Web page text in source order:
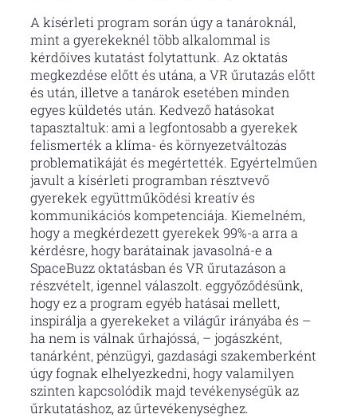
A kísérleti program során úgy a tanároknál,
mint a gyerekeknél több alkalommal is
kérdőíves kutatást folytattunk. Az oktatás
megkezdése előtt és utána, a VR űrutazás előtt
és után, illetve a tanárok esetében minden
egyes küldetés után. Kedvező hatásokat
tapasztaltuk: ami a legfontosabb a gyerekek
felismerték a klíma- és környezetváltozás
problematikáját és megértették. Egyértelműen
javult a kísérleti programban résztvevő
gyerekek együttműködési kreatív és
kommunikációs kompetenciája. Kiemelném,
hogy a megkérdezett gyerekek 99%-a arra a
kérdésre, hogy barátainak javasolná-e a
SpaceBuzz oktatásban és VR űrutazáson a
részvételt, igennel válaszolt. eggyőződésünk,
hogy ez a program egyéb hatásai mellett,
inspirálja a gyerekeket a világűr irányába és –
ha nem is válnak űrhajóssá, – jogászként,
tanárként, pénzügyi, gazdasági szakemberként
úgy fognak elhelyezkedni, hogy valamilyen
szinten kapcsolódik majd tevékenységük az
űrkutatáshoz, az űrtevékenységhez.